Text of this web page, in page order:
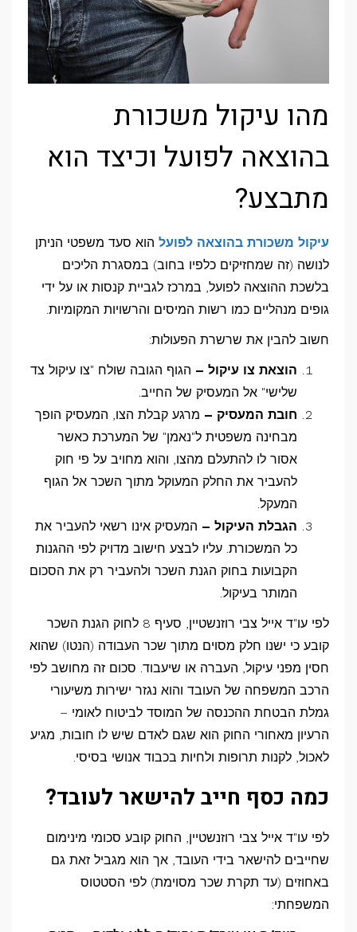
מהו עיקול משכורת
בהוצאה לפועל וכיצד הוא
מתבצע?
עיקול משכורת בהוצאה לפועל הוא סעד משפטי הניתן
לנושה (זה שמחזיקים כלפיו בחוב) במסגרת הליכים
בלשכת ההוצאה לפועל, במרכז לגביית קנסות או על ידי
גופים מנהליים כמו רשות המיסים והרשויות המקומיות.
חשוב להבין את שרשרת הפעולות:
הוצאת צו עיקול – הגוף הגובה שולח "צו עיקול צד
שלישי" אל המעסיק של החייב.
חובת המעסיק – מרגע קבלת הצו, המעסיק הופך
מבחינה משפטית ל"נאמן" של המערכת כאשר
אסור לו להתעלם מהצו, והוא מחויב על פי חוק
להעביר את החלק המעוקל מתוך השכר אל הגוף
המעקל.
הגבלת העיקול – המעסיק אינו רשאי להעביר את
כל המשכורת. עליו לבצע חישוב מדויק לפי ההגנות
הקבועות בחוק הגנת השכר ולהעביר רק את הסכום
המותר בעיקול.
לפי עו"ד אייל צבי רוזנשטיין, סעיף 8 לחוק הגנת השכר
קובע כי ישנו חלק מסוים מתוך שכר העבודה (הנטו) שהוא
חסין מפני עיקול, העברה או שיעבוד. סכום זה מחושב לפי
הרכב המשפחה של העובד והוא נגזר ישירות משיעורי
גמלת הבטחת ההכנסה של המוסד לביטוח לאומי –
הרעיון מאחורי החוק הוא שגם לאדם שיש לו חובות, מגיע
לאכול, לקנות תרופות ולחיות בכבוד אנושי בסיסי.
כמה כסף חייב להישאר לעובד?
לפי עו"ד אייל צבי רוזנשטיין, החוק קובע סכומי מינימום
שחייבים להישאר בידי העובד, אך הוא מגביל זאת גם
באחוזים (עד תקרת שכר מסוימת) לפי הסטטוס
המשפחתי: